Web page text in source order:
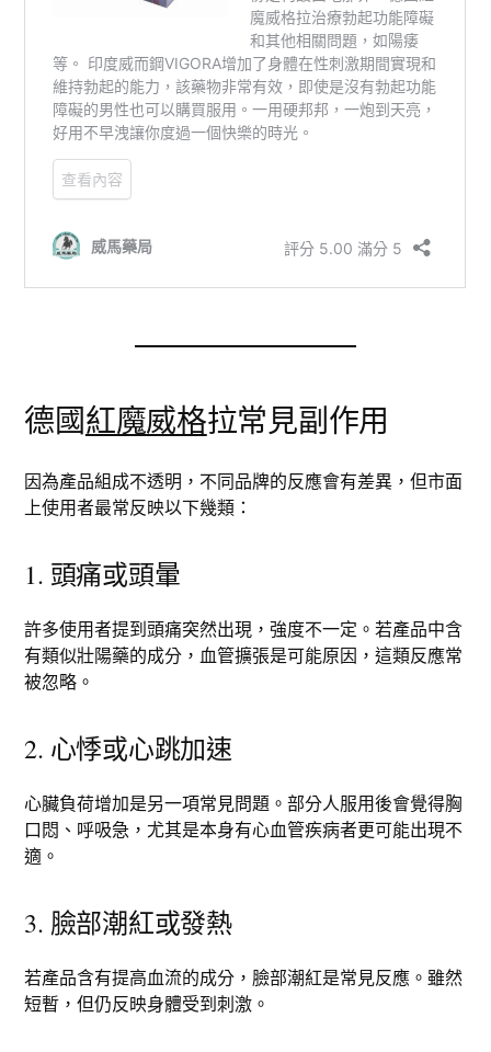
德國紅魔威格拉常見副作用
因為產品組成不透明，不同品牌的反應會有差異，但市面
上使用者最常反映以下幾類：
1. 頭痛或頭暈
許多使用者提到頭痛突然出現，強度不一定。若產品中含
有類似壯陽藥的成分，血管擴張是可能原因，這類反應常
被忽略。
2. 心悸或心跳加速
心臟負荷增加是另一項常見問題。部分人服用後會覺得胸
口悶、呼吸急，尤其是本身有心血管疾病者更可能出現不
適。
3. 臉部潮紅或發熱
若產品含有提高血流的成分，臉部潮紅是常見反應。雖然
短暫，但仍反映身體受到刺激。